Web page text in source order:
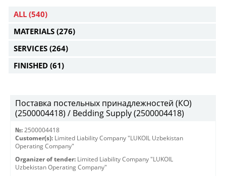
ALL (540)
MATERIALS (276)
SERVICES (264)
FINISHED (61)
Поставка постельных принадлежностей (КО)
(2500004418) / Bedding Supply (2500004418)
№: 2500004418
Customer(s): Limited Liability Company "LUKOIL Uzbekistan
Operating Company"
Organizer of tender: Limited Liability Company "LUKOIL
Uzbekistan Operating Company"